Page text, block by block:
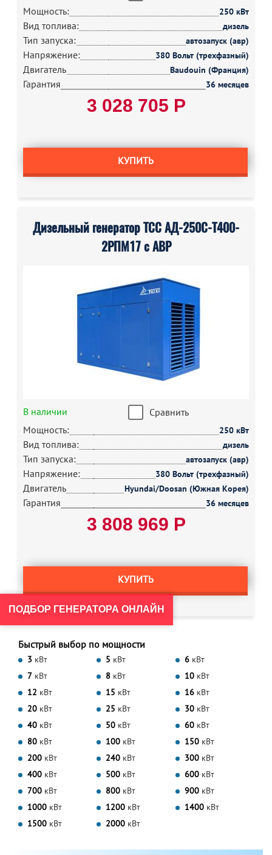
Мощность:
250 кВт
Вид топлива: дизель
Тип запуска: автозапуск (авр)
Напряжение: 380 Вольт (трехфазный)
Двигатель Baudouin (Франция)
Гарантия 36 месяцев
3 028 705 Р
КУПИТЬ
Дизельный генератор ТСС АД-250С-Т400-
2РПМ17 с АВР
В наличии
Сравнить
Мощность:
250 кВт
Вид топлива: дизель
Тип запуска: автозапуск (авр)
Напряжение: 380 Вольт (трехфазный)
Двигатель Hyundai/Doosan (Южная Корея)
Гарантия 36 месяцев
3 808 969 Р
КУПИТЬ
Быстрый выбор по мощности
3 кВт 5 кВт 6 кВт
7 кВт 8 кВт 10 кВт
12 кВт 15 кВт 16 кВт
20 кВт 25 кВт 30 кВт
40 кВт 50 кВт 60 кВт
80 кВт 100 кВт 150 кВт
200 кВт 240 кВт 300 кВт
400 кВт 500 кВт 600 кВт
700 кВт 800 кВт 900 кВт
1000 кВт 1200 кВт 1400 кВт
1500 кВт 2000 кВт
ПОДБОР ГЕНЕРАТОРА ОНЛАЙН